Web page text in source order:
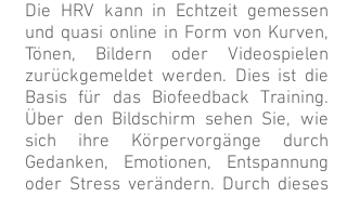
Die HRV kann in Echtzeit gemessen
und quasi online in Form von Kurven,
Tönen, Bildern oder Videospielen
zurückgemeldet werden. Dies ist die
Basis für das Biofeedback Training.
Über den Bildschirm sehen Sie, wie
sich ihre Körpervorgänge durch
Gedanken, Emotionen, Entspannung
oder Stress verändern. Durch dieses